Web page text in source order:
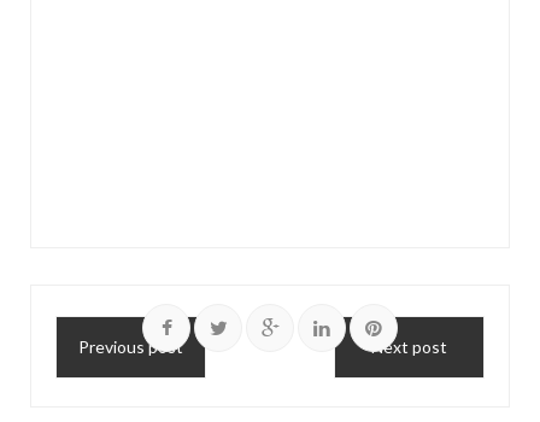
Previous post Next post